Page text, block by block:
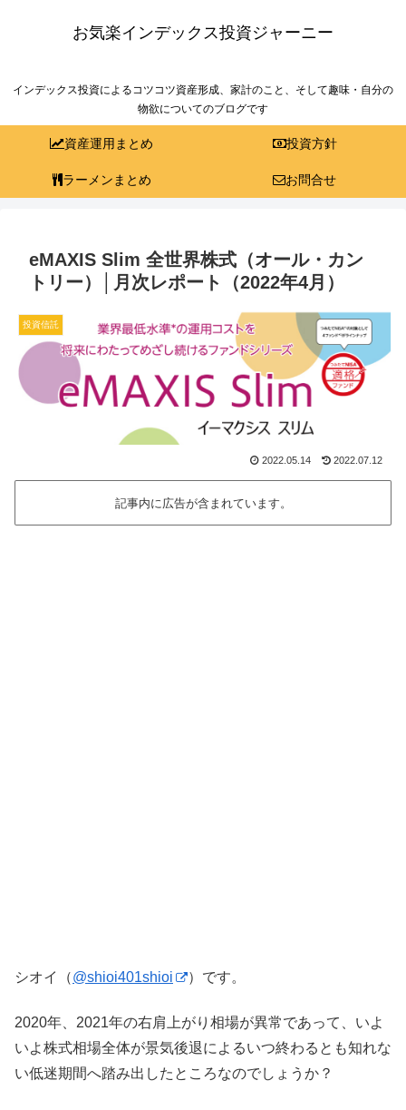
お気楽インデックス投資ジャーニー
インデックス投資によるコツコツ資産形成、家計のこと、そして趣味・自分の
物欲についてのブログです
資産運用まとめ 投資方針
ラーメンまとめ お問合せ
eMAXIS Slim 全世界株式（オール・カン
トリー）│月次レポート（2022年4月）
投資信託
2022.05.14 2022.07.12
記事内に広告が含まれています。
シオイ（@shioi401shioi ）です。
2020年、2021年の右肩上がり相場が異常であって、いよ
いよ株式相場全体が景気後退によるいつ終わるとも知れな
い低迷期間へ踏み出したところなのでしょうか？